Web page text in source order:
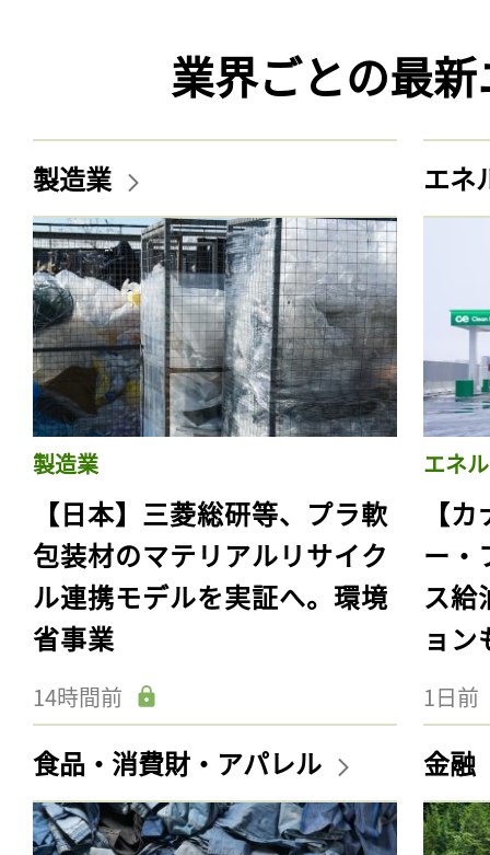
業界ごとの最
製造業
製造業
【日本】三菱総研等、プラ軟
包装材のマテリアルリサイク
ル連携モデルを実証へ。環境
省事業
14時間前
エネ
エネ
【
ー・
ス給
ョン
1日前
食品・消費財・アパレル 金融